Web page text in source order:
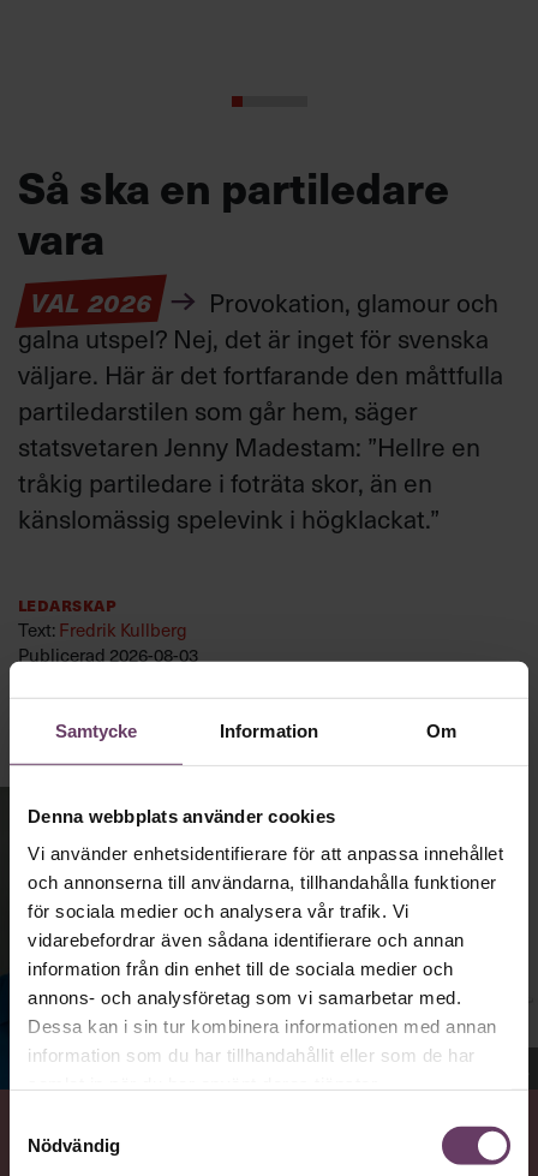
Samtycke Information Om
Denna webbplats använder cookies
Vi använder enhetsidentifierare för att anpassa innehållet
och annonserna till användarna, tillhandahålla funktioner
för sociala medier och analysera vår trafik. Vi
vidarebefordrar även sådana identifierare och annan
information från din enhet till de sociala medier och
annons- och analysföretag som vi samarbetar med.
Dessa kan i sin tur kombinera informationen med annan
information som du har tillhandahållit eller som de har
Nödvändig
Så ska en partiledare
vara
VAL 2026
Provokation, glamour och
galna utspel? Nej, det är inget för svenska
väljare. Här är det fortfarande den måttfulla
partiledarstilen som går hem, säger
statsvetaren Jenny Madestam: ”Hellre en
tråkig partiledare i foträta skor, än en
känslomässig spelevink i högklackat.”
Ledarskap
Text: Fredrik Kullberg
Publicerad 2026-08-03
VAD
Jenny Madestam, docent i statsvetenskap.